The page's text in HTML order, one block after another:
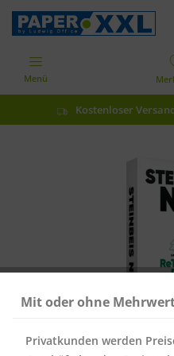
Kostenloser
Menü
Mit oder ohne
Privatkunden werden